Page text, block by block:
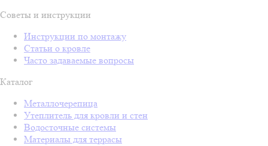
Советы и инструкции
Инструкции по монтажу
Статьи о кровле
Часто задаваемые вопросы
Каталог
Металлочерепица
Утеплитель для кровли и стен
Водосточные системы
Материалы для террасы